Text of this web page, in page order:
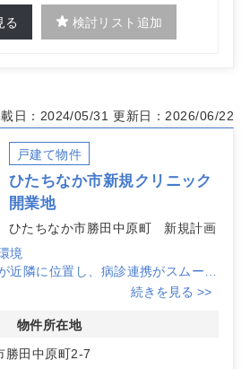
る 検討リスト追加
日：2024/05/31 更新日：2026/06/22
戸建て物件
ひたちなか市新規クリニック
開業地
ひたちなか市勝田中原町 新規計画
境
近隣に位置し、病診連携がスムーズ
安心してご利用いただける医療環境
完備予定。車での来院が容易で、
続きを見る >>
物件所在地
勝田中原町2-7